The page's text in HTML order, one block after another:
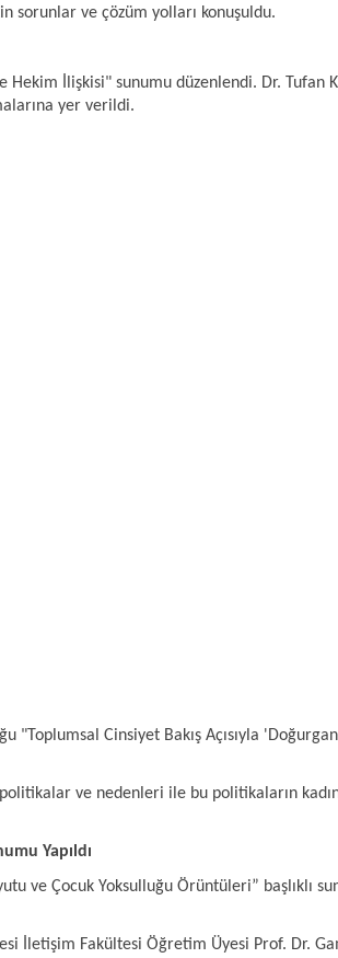
sorunlar ve çözüm yolları konuşuldu.
İlişkisi" sunumu düzenlendi. Dr. Tufan
yer verildi.
"Toplumsal Cinsiyet Bakış Açısıyla
ve nedenleri ile bu politikaların kadın
Yapıldı
ve Çocuk Yoksulluğu Örüntüleri” başlıklı
İletişim Fakültesi Öğretim Üyesi Prof. Dr.